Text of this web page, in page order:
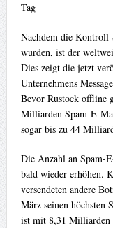
Tag
Nachdem die Kontroll-
wurden, ist der
Dies zeigt die jetzt
Unternehmens
Bevor Rustock offline
Milliarden Spam-E-
sogar bis zu 44
Die Anzahl an Spam-
bald wieder erhöhen.
versendeten andere
März seinen höchsten
ist mit 8,31 Milliarden